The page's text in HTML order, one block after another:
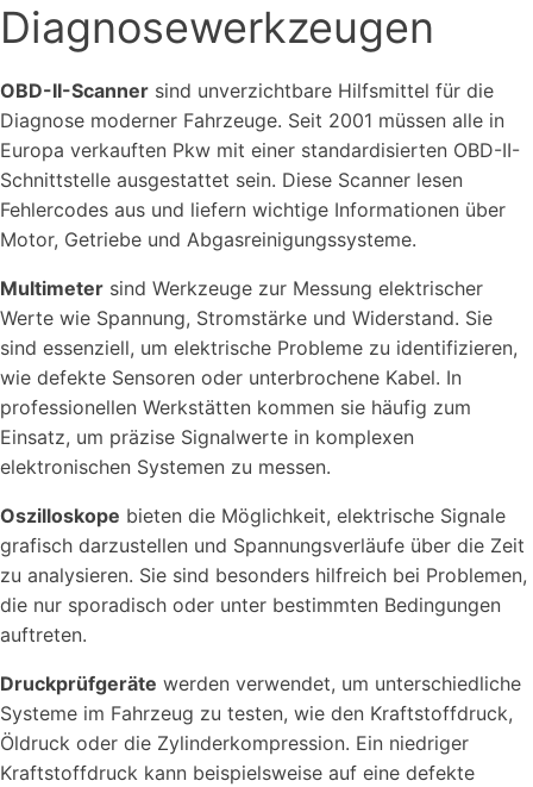
Diagnosewerkzeugen
OBD-II-Scanner sind unverzichtbare Hilfsmittel für die
Diagnose moderner Fahrzeuge. Seit 2001 müssen alle in
Europa verkauften Pkw mit einer standardisierten OBD-II-
Schnittstelle ausgestattet sein. Diese Scanner lesen
Fehlercodes aus und liefern wichtige Informationen über
Motor, Getriebe und Abgasreinigungssysteme.
Multimeter sind Werkzeuge zur Messung elektrischer
Werte wie Spannung, Stromstärke und Widerstand. Sie
sind essenziell, um elektrische Probleme zu identifizieren,
wie defekte Sensoren oder unterbrochene Kabel. In
professionellen Werkstätten kommen sie häufig zum
Einsatz, um präzise Signalwerte in komplexen
elektronischen Systemen zu messen.
Oszilloskope bieten die Möglichkeit, elektrische Signale
grafisch darzustellen und Spannungsverläufe über die Zeit
zu analysieren. Sie sind besonders hilfreich bei Problemen,
die nur sporadisch oder unter bestimmten Bedingungen
auftreten.
Druckprüfgeräte werden verwendet, um unterschiedliche
Systeme im Fahrzeug zu testen, wie den Kraftstoffdruck,
Öldruck oder die Zylinderkompression. Ein niedriger
Kraftstoffdruck kann beispielsweise auf eine defekte